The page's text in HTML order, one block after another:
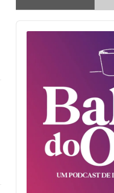
Audio
Player